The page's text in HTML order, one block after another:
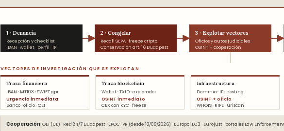
1 · Denuncia
Recepción y checklist
IBAN · wallet · perfil · IP
2 · Congelar
Recall SEPA · freeze cripto
Conservación art. 16 Budapest
3 · Explotar vectores
Oficios y autos judiciales
OSINT + cooperación
VECTORES DE INVESTIGACIÓN QUE SE EXPLOTAN
Traza financiera
IBAN · MT103 · SWIFT gpi
Urgencia inmediata
Banco · oficio · OEI
Traza blockchain
Wallet · TXID · explorador
OSINT inmediato
CEX con KYC · freeze
Infraestructura
Dominio · IP · hosting
OSINT + oficio
WHOIS · RIPE · urlscan
Cooperación:OEI (UE) · Red 24/7 Budapest · EPOC-PR (desde 18/08/2026) · Europol EC3 · Eurojust · portales Law